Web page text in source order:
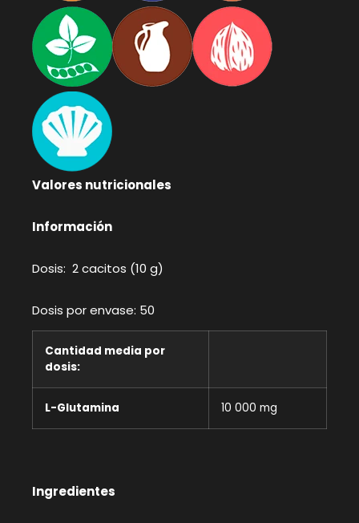
Valores nutricionales
Información
Dosis: 2 cacitos (10 g)
Dosis por envase: 50
Cantidad media por
dosis:
L-Glutamina 10 000 mg
Ingredientes